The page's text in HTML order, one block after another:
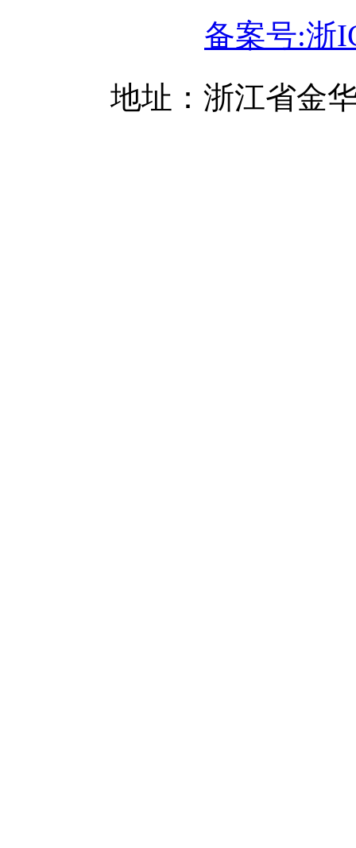
备案号:浙
地址：浙江省金